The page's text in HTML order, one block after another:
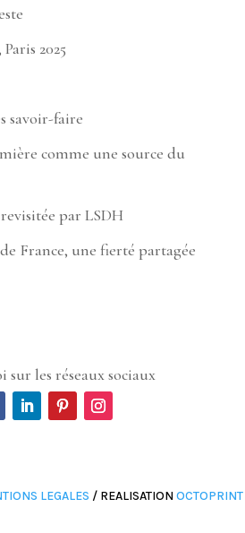
2025
savoir-faire
comme une source du
par LSDH
France, une fierté partagée
sur les réseaux sociaux
LEGALES / REALISATION OCTOPRINT